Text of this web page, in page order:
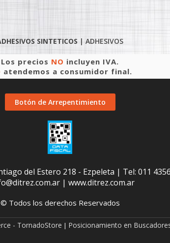
SINTETICOS | ADHESIVOS
Los precios NO incluyen IVA.
atendemos a consumidor final.
Botón de Arrepentimiento
del Estero 218 - Ezpeleta | Tel: 011
| www.ditrez.com.ar
© Todos los derechos Reservados
- TornadoStore | Posicionamiento en